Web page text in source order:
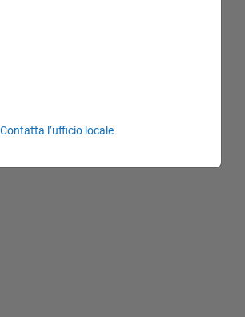
Contatta l’ufficio locale